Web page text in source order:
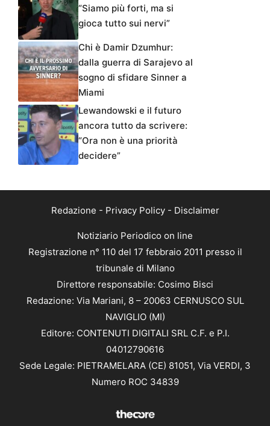
“Siamo più forti, ma si
gioca tutto sui nervi”
Chi è Damir Dzumhur:
dalla guerra di Sarajevo al
sogno di sfidare Sinner a
Miami
Lewandowski e il futuro
ancora tutto da scrivere:
“Ora non è una priorità
decidere”
Redazione - Privacy Policy- Disclaimer
Notiziario Periodico on line
Registrazione n° 110 del 17 febbraio 2011 presso il
tribunale di Milano
Direttore responsabile: Cosimo Bisci
Redazione: Via Mariani, 8 – 20063 CERNUSCO SUL
NAVIGLIO (MI)
Editore: CONTENUTI DIGITALI SRL C.F. e P.I.
04012790616
Sede Legale: PIETRAMELARA (CE) 81051, Via VERDI, 3
Numero ROC 34839